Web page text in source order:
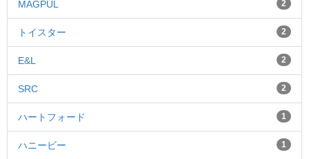
MAGPUL 2
トイスター 2
E&L 2
SRC 2
ハートフォード 1
ハニービー 1